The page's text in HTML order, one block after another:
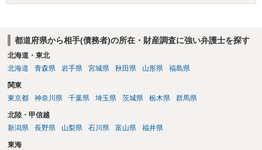
て欲しい」等の記載があれば証拠になり得るでしょう。 ご質問に対す
めることをおすすめいたします。 ご参考にしていただけますと幸いで
す。
都道府県から相手(債務者)の所在・財産調査に強い弁護士を探す
北海道・東北
北海道
青森県 岩手県 宮城県 秋田県 山形県 福島県
関東
東京都
神奈川県 千葉県 埼玉県 茨城県 栃木県 群馬県
北陸・甲信越
新潟県
長野県 山梨県 石川県 富山県 福井県
東海